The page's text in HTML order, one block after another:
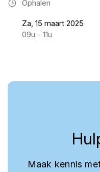
Ophalen
Za, 15 maart 2025
09u - 11u
Maak kennis